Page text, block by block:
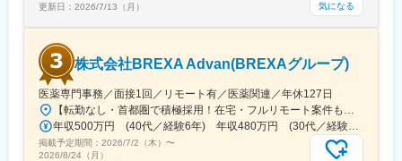
30代～40代で構成されています。
お子様がおられる社員が多く、在宅勤務のため子育てしながらキ
ャリアを築ける環境です。
こちらの組織には、内資外資の製薬企業でのCMC業務の経験者や
研究所での経験、CMC薬事の経験者が多いです。
変更の範囲：会社の定める業務
更新日： 2026/7/13（月） 気になる
株式会社BREXA Advan(BREXAグループ)
医薬専門事務／面接1回／リモート有／医薬関連／年休127日
【転勤なし・首都圏で積極採用！在宅・フルリモート案件も有り！大手・優良企業が中心♪】■本社／大阪市淀川区宮原3-5-36 新大阪トラストタワー19F変更の範囲、上記を除く当社関連勤務地◆プロジェクト先例東京23区内、横浜、大宮、千葉、その他＜配属先最寄り駅の一例＞飯田橋／日本橋／浜松町／信濃町／四ツ谷／池袋／蒲田 など※過去の配属先は勤務地一覧に記載◆POINT！#大手企業など約300社の取引先あり！（製薬メーカー、製薬関連企業、化粧品関連企業、臨床研究センターなど）#最寄り駅から徒歩5～10分圏内の通いやすいオフィス＃在宅勤務・在宅プロジェクト多数＃定時退社基本＆土日祝休み＃安定性抜群の医療業界で事務として活躍＃未経験入社8割×研修センターで手厚くフォロー＃産育休の取得実績100％#転居を伴う転勤なし※受動喫煙対策：オフィス内禁煙
年収500万円 (40代／経験6年) 年収480万円 (30代／経験4年)
掲載予定期間： 2026/7/2（木） 〜
2026/8/24（月）